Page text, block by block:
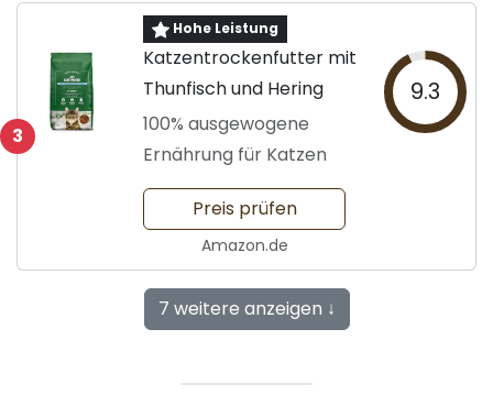
3
Hohe Leistung
Katzentrockenfutter mit
Thunfisch und Hering
100% ausgewogene
Ernährung für Katzen
9.3
Preis prüfen
Amazon.de
7 weitere anzeigen ↓